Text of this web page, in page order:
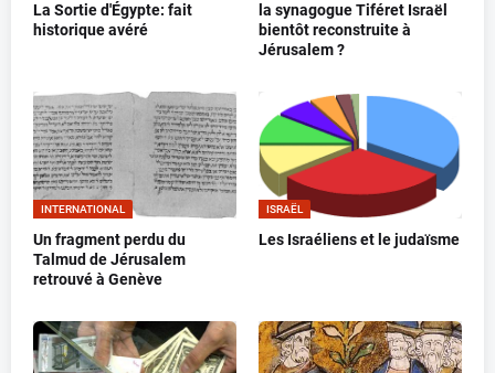
La Sortie d'Égypte: fait
historique avéré
la synagogue Tiféret Israël
bientôt reconstruite à
Jérusalem ?
INTERNATIONAL
Un fragment perdu du
Talmud de Jérusalem
retrouvé à Genève
ISRAËL
Les Israéliens et le judaïsme